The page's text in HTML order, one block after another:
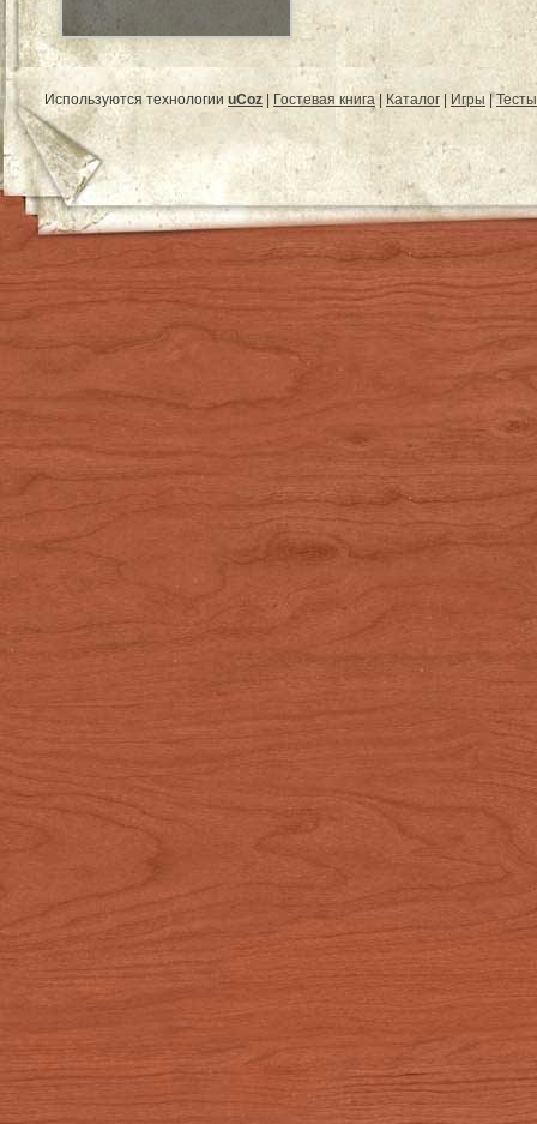
Используются технологии uCoz | Гостевая книга | Каталог | Игры |Тесты